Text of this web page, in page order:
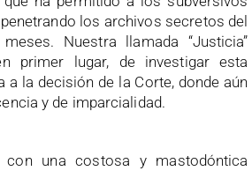
los archivos secretos del
Nuestra llamada “Justicia”
primer lugar, de investigar esta
a la decisión de la Corte, donde aún
y de imparcialidad.
con una costosa y mastodóntica